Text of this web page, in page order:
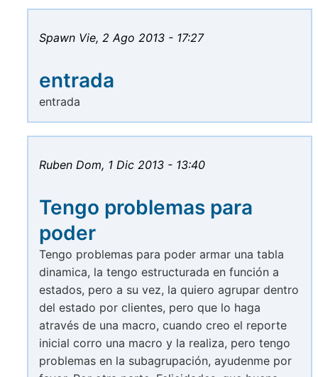
Spawn Vie, 2 Ago 2013 - 17:27
entrada
entrada
Ruben Dom, 1 Dic 2013 - 13:40
Tengo problemas para
poder
Tengo problemas para poder armar una tabla
dinamica, la tengo estructurada en función a
estados, pero a su vez, la quiero agrupar dentro
del estado por clientes, pero que lo haga
através de una macro, cuando creo el reporte
inicial corro una macro y la realiza, pero tengo
problemas en la subagrupación, ayudenme por